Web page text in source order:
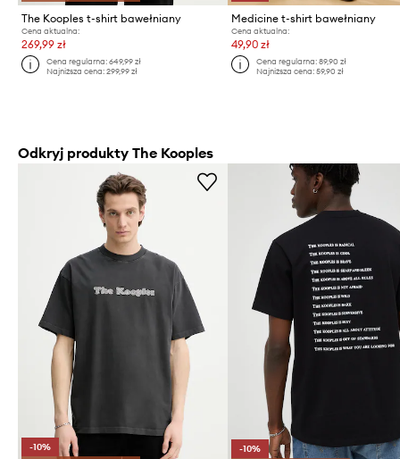
The Kooples t-shirt bawełniany
Cena aktualna:
269,99 zł
Cena regularna:649,99 zł
Najniższa cena:299,99 zł
Medicine t-shirt bawełniany
Cena aktualna:
49,90 zł
Cena regularna: 89,90 zł
Najniższa cena: 59,90 zł
Odkryj produkty The Kooples
-10%
-10%